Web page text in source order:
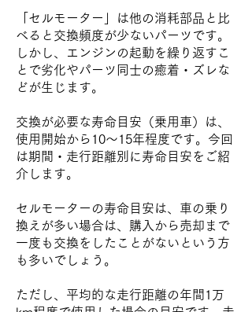
「セルモーター」は他の消耗部品と比
べると交換頻度が少ないパーツです。
しかし、エンジンの起動を繰り返すこ
とで劣化やパーツ同士の癒着・ズレな
どが生じます。
交換が必要な寿命目安（乗用車）は、
使用開始から10～15年程度です。今回
は期間・走行距離別に寿命目安をご紹
介します。
セルモーターの寿命目安は、車の乗り
換えが多い場合は、購入から売却まで
一度も交換をしたことがないという方
も多いでしょう。
ただし、平均的な走行距離の年間1万